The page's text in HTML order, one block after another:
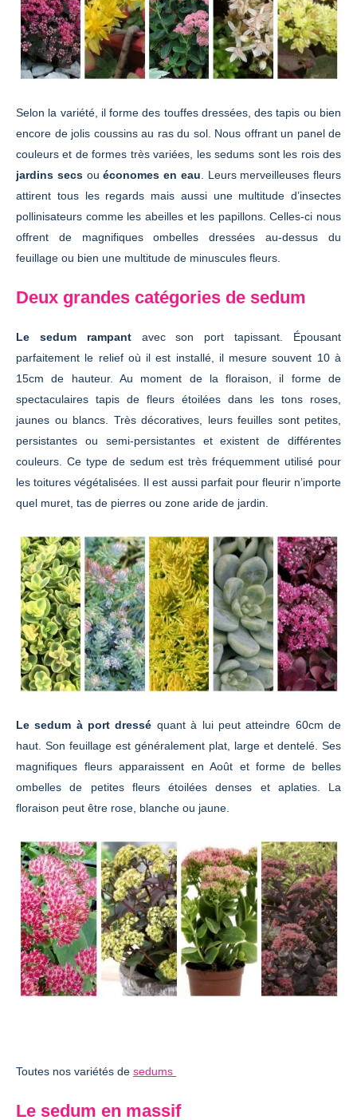
Selon la variété, il forme des touffes dressées, des tapis ou bien
encore de jolis coussins au ras du sol. Nous offrant un panel de
couleurs et de formes très variées, les sedums sont les rois des
jardins secsou économes en eau. Leurs merveilleuses fleurs
attirent tous les regards mais aussi une multitude d’insectes
pollinisateurs comme les abeilles et les papillons. Celles-ci nous
offrent de magnifiques ombelles dressées au-dessus du
feuillage ou bien une multitude de minuscules fleurs.
Deux grandes catégories de sedum
Le sedum rampantavec son port tapissant. Épousant
parfaitement le relief où il est installé, il mesure souvent 10 à
15cm de hauteur. Au moment de la floraison, il forme de
spectaculaires tapis de fleurs étoilées dans les tons roses,
jaunes ou blancs. Très décoratives, leurs feuilles sont petites,
persistantes ou semi-persistantes et existent de différentes
couleurs. Ce type de sedum est très fréquemment utilisé pour
les toitures végétalisées. Il est aussi parfait pour fleurir n’importe
quel muret, tas de pierres ou zone aride de jardin.
Le sedum à port dressé quant à lui peut atteindre 60cm de
haut. Son feuillage est généralement plat, large et dentelé. Ses
magnifiques fleurs apparaissent en Août et forme de belles
ombelles de petites fleurs étoilées denses et aplaties. La
floraison peut être rose, blanche ou jaune.
Toutes nos variétés de sedums
Le sedum en massif